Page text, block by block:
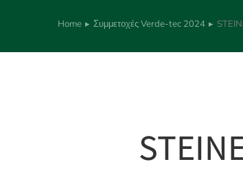
You are here:
Home Συμμετοχές Verde-tec 2024